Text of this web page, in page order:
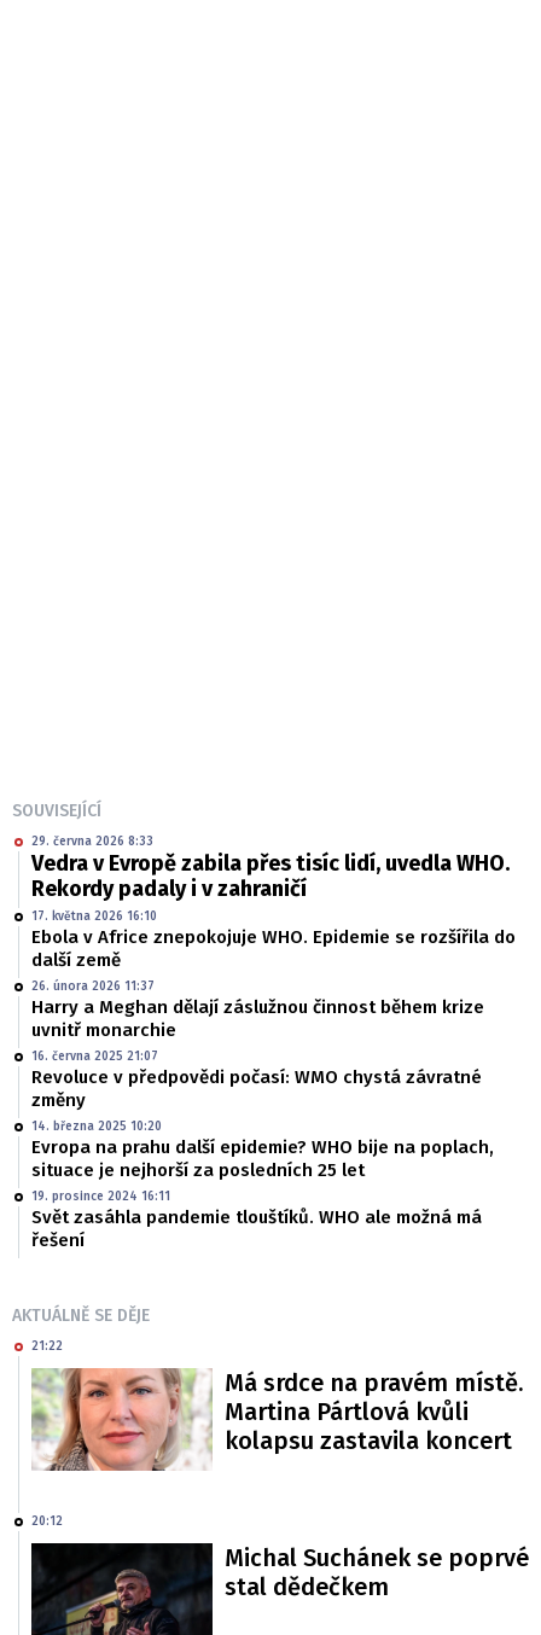
SOUVISEJÍCÍ
29. června 2026 8:33
Vedra v Evropě zabila přes tisíc lidí, uvedla WHO.
Rekordy padaly i v zahraničí
17. května 2026 16:10
Ebola v Africe znepokojuje WHO. Epidemie se rozšířila do
další země
26. února 2026 11:37
Harry a Meghan dělají záslužnou činnost během krize
uvnitř monarchie
16. června 2025 21:07
Revoluce v předpovědi počasí: WMO chystá závratné
změny
14. března 2025 10:20
Evropa na prahu další epidemie? WHO bije na poplach,
situace je nejhorší za posledních 25 let
19. prosince 2024 16:11
Svět zasáhla pandemie tlouštíků. WHO ale možná má
řešení
AKTUÁLNĚ SE DĚJE
21:22
Má srdce na pravém místě.
Martina Pártlová kvůli
kolapsu zastavila koncert
20:12
Michal Suchánek se poprvé
stal dědečkem